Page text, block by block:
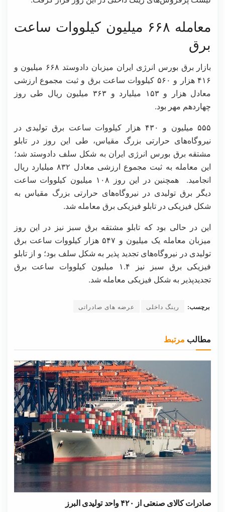
معامله ۶۶۸ میلیون کیلووات ساعت
برق
بازار برق بورس انرژی ایران میزبان دادوستد ۶۶۸ میلیون و
۴۱۶ هزار و ۵۶۰ کیلووات ساعت برق و ثبت مجموع ارزشی
معادل هزار و ۱۵۳ میلیارد و ۳۶۳ میلیون ریال طی روز
چهاردهم مهر بود.
۵۵۵ میلیون و ۴۳۰ هزار کیلووات ساعت برق تولیدی در
نیروگاه‌های حرارتی بزرگ مقیاس، طی این روز در تابلو
مشتقه برق بورس انرژی ایران به شکل سلف دادوستد شد؛
این معامله به ثبت مجموع ارزشی معادل ۸۳۲ میلیارد ریال
انجامید. همچنین در این روز ۱۰۸ میلیون کیلووات ساعت
دیگر برق تولیدی در نیروگاه‌های حرارتی بزرگ مقیاس به
شکل فیزیکی در تابلو فیزیکی برق معامله شد.
این در حالی بود که تابلو مشتقه برق سبز نیز در این روز
میزبان معامله یک میلیون و ۵۴۷ هزار کیلووات ساعت برق
تولیدی در نیروگاه‌های تجدید پذیر به شکل سلف بود؛ و از تابلو
فیزیکی برق سبز نیز ۱.۴ میلیون کیلووات ساعت برق
تجدیدپذیر به شکل فیزیکی معامله شد.
برچسب: رینگ داخلی عرضه های صادراتی
مطالب مرتبط
صادرات کالای صنعتی از ۴۲۰ واحد تولیدی البرز